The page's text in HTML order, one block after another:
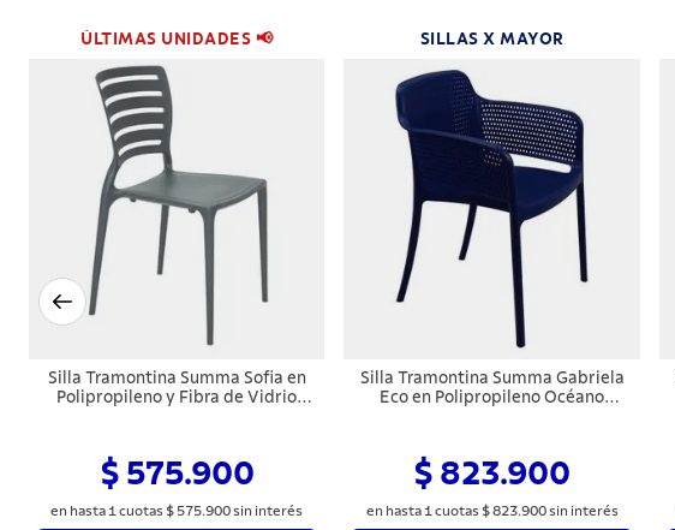
ÚLTIMAS UNIDADES 📢
Silla Tramontina Summa Sofia en
Polipropileno y Fibra de Vidrio
$ 575.900
en hasta 1 cuotas $ 575.900sin interés
SILLAS X MAYOR
Silla Tramontina Summa Gabriela
Eco en Polipropileno Océano
$ 823.900
en hasta 1 cuotas $ 823.900sin interés